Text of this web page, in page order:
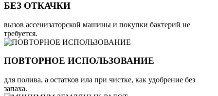
БЕЗ ОТКАЧКИ
вызов ассенизаторской машины и покупки бактерий не
требуется.
ПОВТОРНОЕ ИСПОЛЬЗОВАНИЕ
для полива, а остатков ила при чистке, как удобрение без
запаха.